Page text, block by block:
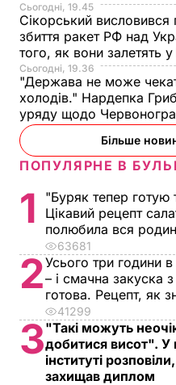
Сьогодні, 19.45
Сікорський висловився
збиття ракет РФ над
того, як вони залетять
Сьогодні, 19.36
"Держава не може
холодів." Нардепка
уряду щодо
Більше
ПОПУЛЯРНЕ В
1
"Буряк тепер готую
Цікавий рецепт
полюбила вся
63681
2Усього три години
– і смачна закуска
готова. Рецепт, як
41299
3"Такі можуть
добитися висот". У
інституті
захищав диплом